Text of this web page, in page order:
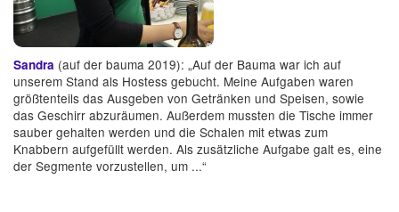
Sandra (auf der bauma 2019): „Auf der Bauma war ich auf
unserem Stand als Hostess gebucht. Meine Aufgaben waren
größtenteils das Ausgeben von Getränken und Speisen, sowie
das Geschirr abzuräumen. Außerdem mussten die Tische immer
sauber gehalten werden und die Schalen mit etwas zum
Knabbern aufgefüllt werden. Als zusätzliche Aufgabe galt es, eine
der Segmente vorzustellen, um ...“